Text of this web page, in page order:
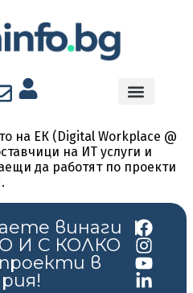
на ЕК (Digital Workplace @
на ИТ услуги и
да работят по проекти
винаги
И С КОЛКО
в
|